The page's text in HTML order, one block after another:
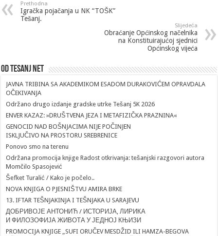
Prethodna
Igračka pojačanja u NK “TOŠK”
Tešanj.
Slijedeća
Obraćanje Općinskog načelnika
na Konstituirajućoj sjednici
Općinskog vijeća
Od Tesanj Net
JAVNA TRIBINA SA AKADEMIKOM ESADOM DURAKOVIĆEM OPRAVDALA
OČEKIVANJA
Održano drugo izdanje gradske utrke Tešanj 5K 2026
ENVER KAZAZ: »DRUŠTVENA JEZA I METAFIZIČKA PRAZNINA«
GENOCID NAD BOŠNJACIMA NIJE POČINJEN
ISKLJUČIVO NA PROSTORU SREBRENICE
Ponovo smo na terenu
Održana promocija knjige Radost otkrivanja: tešanjski razgovori autora
Momčilo Spasojević
Šefket Turalić / Kako je počelo..
NOVA KNJIGA O PJESNIŠTVU AMIRA BRKE
13. IFTAR TEŠNJAKINJA I TEŠNJAKA U SARAJEVU
ДОБРИВОЈЕ АНТОНИЋ / ИСТОРИЈА, ЛИРИКА
И ФИЛОЗОФИЈА ЖИВОТА У ЈЕДНОЈ КЊИЗИ
PROMOCIJA KNJIGE „SUFI ORUČEV MESDŽID ILI HAMZA-BEGOVA